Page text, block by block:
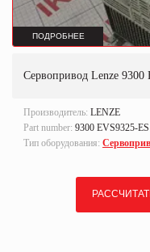
ПОДРОБНЕЕ
Сервопривод Lenze 9300
Производитель: LENZE
Part number: 9300 EVS9325-ES
Тип оборудования: